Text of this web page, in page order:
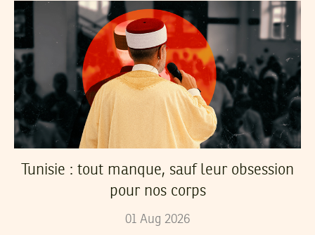
Tunisie : tout manque, sauf leur obsession
pour nos corps
01 Aug 2026